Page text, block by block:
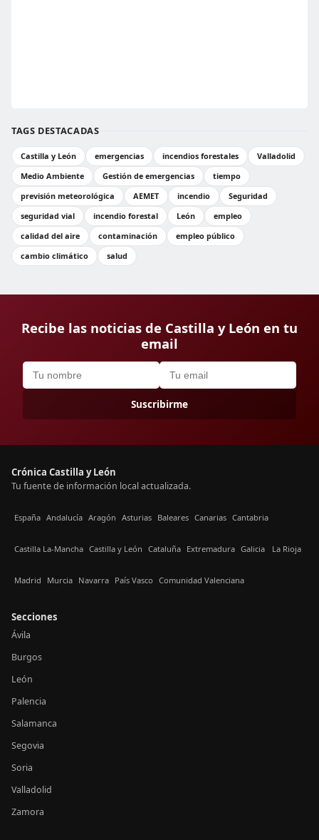
TAGS DESTACADAS
Castilla y León emergencias incendios forestales
Valladolid
Medio Ambiente
Gestión de emergencias
tiempo
previsión meteorológica
AEMET incendio
Seguridad
seguridad vial
incendio forestal León
empleo
calidad del aire
contaminación
empleo público
cambio climático
salud
Recibe las noticias de Castilla y León en tu
email
Suscribirme
Crónica Castilla y León
Tu fuente de información local actualizada.
España Andalucía Aragón Asturias Baleares Canarias Cantabria
Castilla La-Mancha Castilla y León Cataluña Extremadura Galicia La Rioja
Madrid Murcia Navarra País Vasco Comunidad Valenciana
Secciones
Ávila
Burgos
León
Palencia
Salamanca
Segovia
Soria
Valladolid
Zamora